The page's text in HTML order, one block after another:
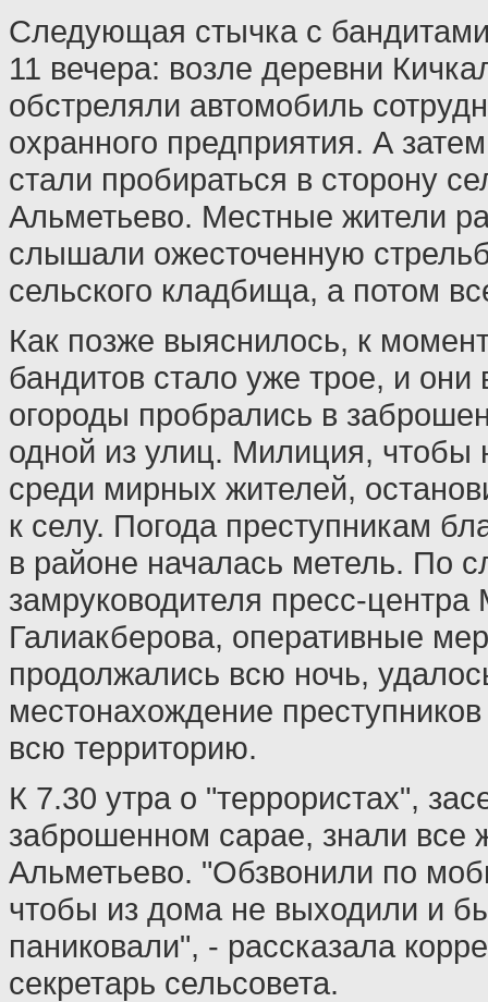
Следующая стычка с
11 вечера: возле деревни
обстреляли автомобиль
охранного предприятия. А
стали пробираться в сторону
Альметьево. Местные жители
слышали ожесточенную
сельского кладбища, а потом
Как позже выяснилось, к
бандитов стало уже трое, и они
огороды пробрались в
одной из улиц. Милиция, чтобы
среди мирных жителей,
к селу. Погода преступникам
в районе началась метель. По
замруководителя пресс-
Галиакберова, оперативные
продолжались всю ночь,
местонахождение
всю территорию.
К 7.30 утра о "террористах",
заброшенном сарае, знали все
Альметьево. "Обзвонили по
чтобы из дома не выходили и
паниковали", - рассказала
секретарь сельсовета.